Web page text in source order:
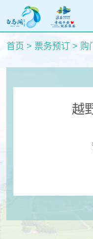
首页 > 票务预订 > 购
越